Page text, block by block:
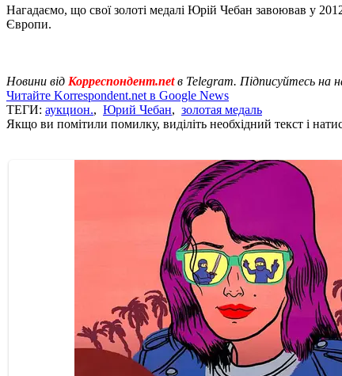
Нагадаємо, що свої золоті медалі Юрій Чебан завоював у
Європи.
Новини від Корреспондент.netв Telegram. Підписуйтесь на
Читайте Korrespondent.net в Google News
ТЕГИ: аукцион., Юрий Чебан, золотая медаль
Якщо ви помітили помилку, виділіть необхідний текст і